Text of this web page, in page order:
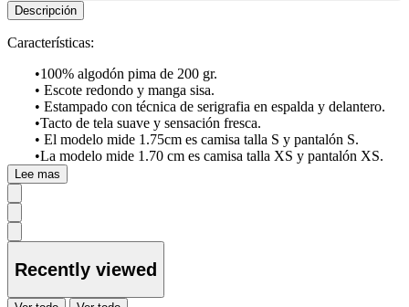
Descripción
Características:
•100% algodón pima de 200 gr.
• Escote redondo y manga sisa.
• Estampado con técnica de serigrafia en espalda y delantero.
•Tacto de tela suave y sensación fresca.
• El modelo mide 1.75cm es camisa talla S y pantalón S.
•La modelo mide 1.70 cm es camisa talla XS y pantalón XS.
Lee mas
Recently viewed